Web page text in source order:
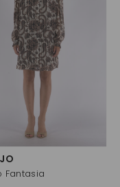
Fantasia